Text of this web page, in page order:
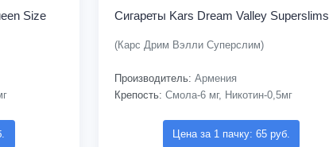
Size Сигареты Kars Dream Valley Superslims
(Карс Дрим Вэлли Суперслим)
Производитель: Армения
Крепость: Смола-6 мг, Никотин-0,5мг
Цена за 1 пачку: 65 руб.